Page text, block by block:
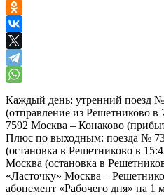
Каждый день: утренний поезд
(отправление из Решетниково
7592 Москва – Конаково
Плюс по выходным: поезда №
(остановка в Решетниково в
Москва (остановка в
«Ласточку» Москва –
абонемент «Рабочего дня» на 1